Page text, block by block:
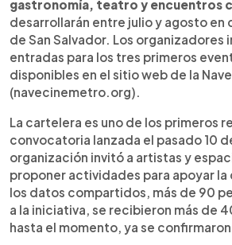
encuentros culturales en distintos
San Salvador. Las entradas para
actividades ya están disponibles
de la Nave Cine Metro y
al financiamiento del proyecto.
gastronomía, teatro y encuentros
desarrollarán entre julio y agosto en
de San Salvador. Los organizadores
entradas para los tres primeros
disponibles en el sitio web de la
(navecinemetro.org).
La cartelera es uno de los primeros
convocatoria lanzada el pasado 10
organización invitó a artistas y
proponer actividades para apoyar la
los datos compartidos, más de 90
a la iniciativa, se recibieron más de
hasta el momento, ya se